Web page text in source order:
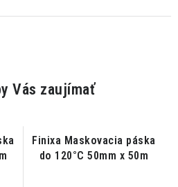
Vás zaujímať
Finixa Maskovacia páska
do 120°C 50mm x 50m